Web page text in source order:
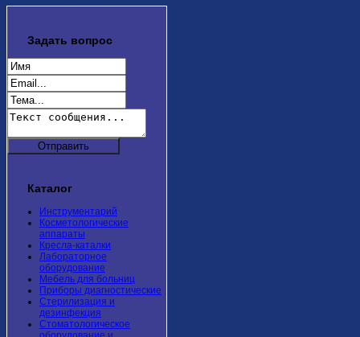
Задать вопрос
Каталог
Инструментарий
Косметологические
аппараты
Кресла-каталки
Лабораторное
оборудование
Мебель для больниц
Приборы диагностические
Стерилизация и
дезинфекция
Стоматологическое